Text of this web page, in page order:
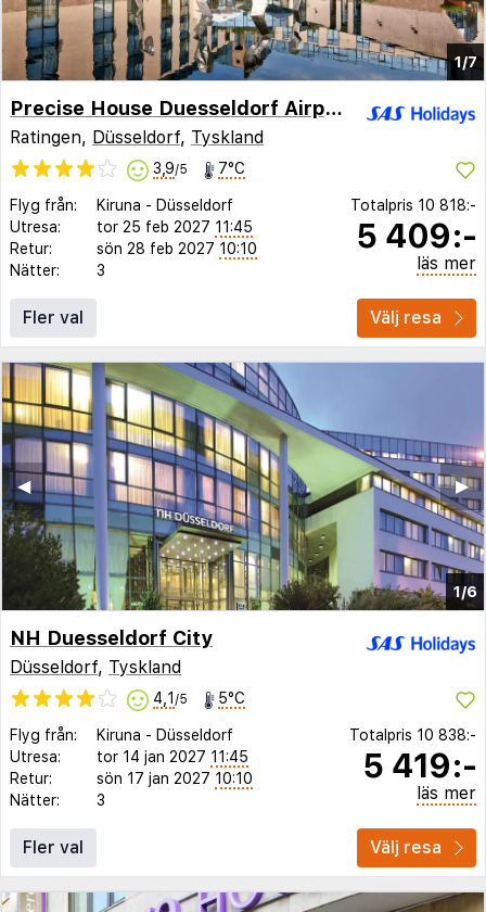
1/7
Precise House Duesseldorf Airport
Ratingen, Düsseldorf, Tyskland
3,9/5 7°C
Flyg från: Kiruna - Düsseldorf
Utresa:
tor 25 feb 2027 11:45
Retur:
sön 28 feb 2027 10:10
Nätter:
3
Totalpris 10 818:-
5 409:-
läs mer
Fler val Välj resa
1/6
▶︎
◀︎
NH Duesseldorf City
Düsseldorf, Tyskland
4,1 /5 5°C
Flyg från: Kiruna - Düsseldorf
Utresa:
tor 14 jan 2027 11:45
Retur:
sön 17 jan 2027 10:10
Nätter:
3
Totalpris 10 838:-
5 419:-
läs mer
Fler val Välj resa